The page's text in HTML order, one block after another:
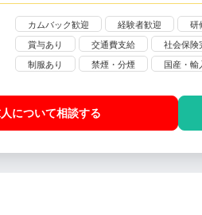
カムバック歓迎 経験者歓迎 研
賞与あり
交通費支給 社会保険
制服あり
禁煙・分煙 国産・輸
について相談する